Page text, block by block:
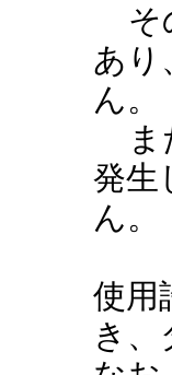
そ
あり
ん。
ま
発生
ん。
使用
き